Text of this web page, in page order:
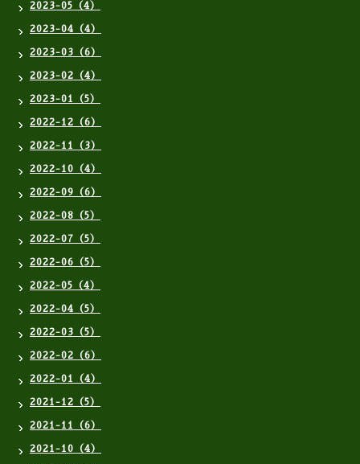
2023-05（4）
2023-04（4）
2023-03（6）
2023-02（4）
2023-01（5）
2022-12（6）
2022-11（3）
2022-10（4）
2022-09（6）
2022-08（5）
2022-07（5）
2022-06（5）
2022-05（4）
2022-04（5）
2022-03（5）
2022-02（6）
2022-01（4）
2021-12（5）
2021-11（6）
2021-10（4）